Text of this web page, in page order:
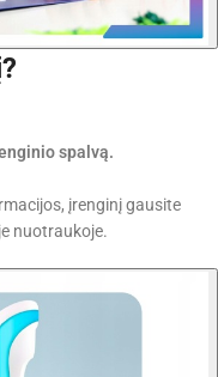
spalvą.
įrenginį gausite
nuotraukoje.